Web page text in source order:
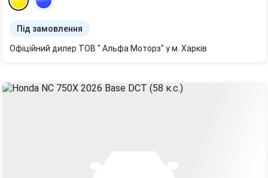
Під замовлення
Офіційний дилер ТОВ " Альфа Моторз" у м. Харків